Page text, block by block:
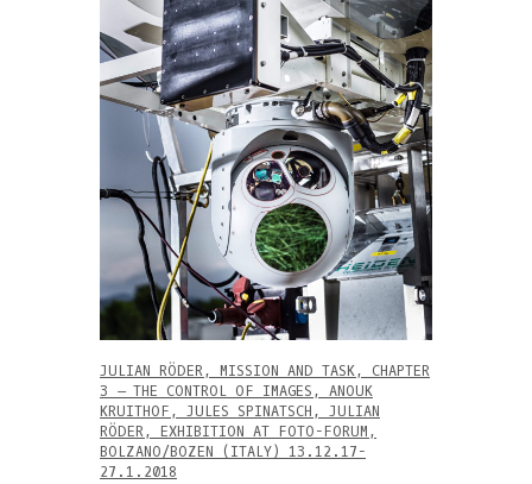
JULIAN RÖDER, MISSION AND TASK, CHAPTER
3 – THE CONTROL OF IMAGES, ANOUK
KRUITHOF, JULES SPINATSCH, JULIAN
RÖDER, EXHIBITION AT FOTO-FORUM,
BOLZANO/BOZEN (ITALY) 13.12.17-
27.1.2018